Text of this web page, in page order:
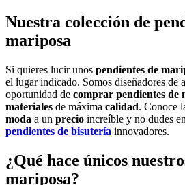
Nuestra colección de
mariposa
Si quieres lucir unos pendientes de
el lugar indicado. Somos diseñadores de
oportunidad de comprar pendientes de
materiales de máxima calidad. Conoce
moda a un precio increíble y no dudes
pendientes de bisutería innovadores.
¿Qué hace únicos
mariposa?